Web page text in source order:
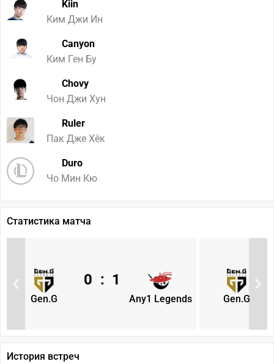
Kiin
Ким Джи Ин
Canyon
Ким Ген Бу
Chovy
Чон Джи Хун
Ruler
Пак Дже Хёк
Duro
Чо Мин Кю
Статистика матча
Gen.G Any1 Legends
0 : 1
Gen.G
История встреч